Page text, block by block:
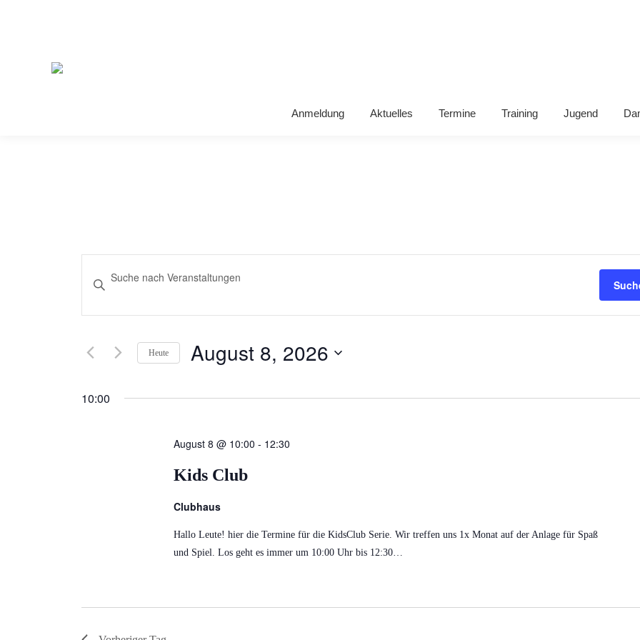
Anmeldung Aktuelles Termine Training Jugend
SUCHE
UND
ANSICHTEN,
NAVIGATION
Schlüsselwort
Veranstaltungen
Heute August 8, 2026
10:00
August 8 @ 10:00 - 12:30
Kids Club
Clubhaus
Hallo Leute! hier die Termine für die KidsClub Serie. Wir treffen uns 1x Monat auf der Anlage für Spaß
und Spiel. Los geht es immer um 10:00 Uhr bis 12:30…